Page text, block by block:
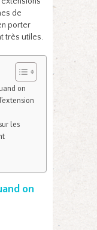
de
porter
très utiles.
on
les
on